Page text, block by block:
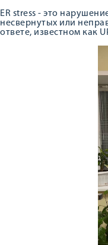
ER stress - это
несвернутых или
ответе, известном как